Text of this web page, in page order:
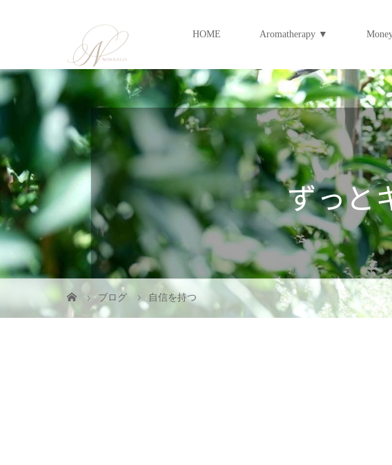
HOME Aromatherapy ▼
ブログ 自信を持つ